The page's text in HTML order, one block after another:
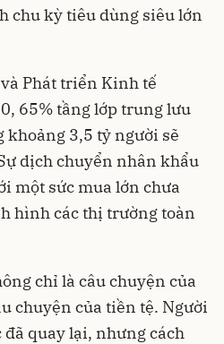
chu kỳ tiêu dùng siêu lớn
Phát triển Kinh tế
65% tầng lớp trung lưu
khoảng 3,5 tỷ người sẽ
dịch chuyển nhân khẩu
một sức mua lớn chưa
hình các thị trường toàn
chỉ là câu chuyện của
chuyện của tiền tệ. Người
quay lại, nhưng cách